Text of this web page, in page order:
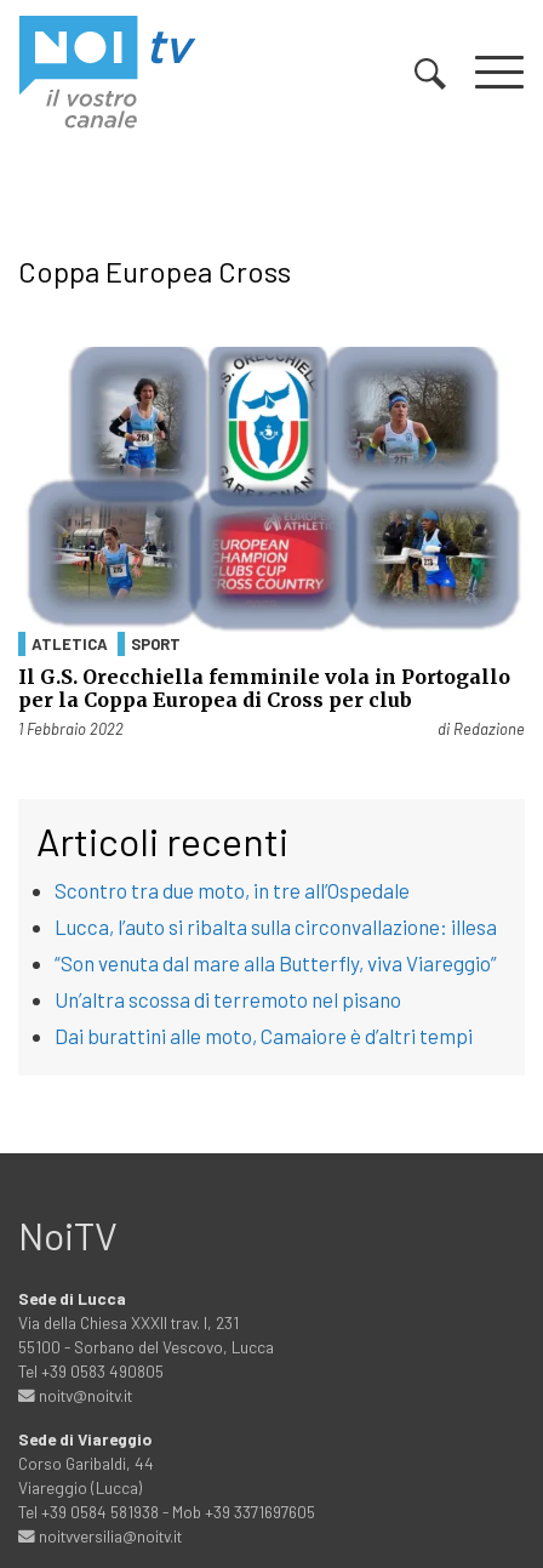
Coppa Europea Cross
ATLETICA SPORT
Il G.S. Orecchiella femminile vola in Portogallo
per la Coppa Europea di Cross per club
Pubblicato il
1 Febbraio 2022 di Redazione
Articoli recenti
Scontro tra due moto, in tre all’Ospedale
Lucca, l’auto si ribalta sulla circonvallazione: illesa
“Son venuta dal mare alla Butterfly, viva Viareggio”
Un’altra scossa di terremoto nel pisano
Dai burattini alle moto, Camaiore è d’altri tempi
NoiTV
Sede di Lucca
Via della Chiesa XXXII trav. I, 231
55100 - Sorbano del Vescovo, Lucca
Tel +39 0583 490805
noitv@noitv.it
Sede di Viareggio
Corso Garibaldi, 44
Viareggio (Lucca)
Tel +39 0584 581938 - Mob +39 3371697605
noitvversilia@noitv.it